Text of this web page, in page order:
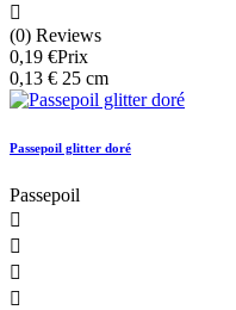

(0) Reviews
0,19 €Prix
0,13 € 25 cm
Passepoil glitter doré
Passepoil



